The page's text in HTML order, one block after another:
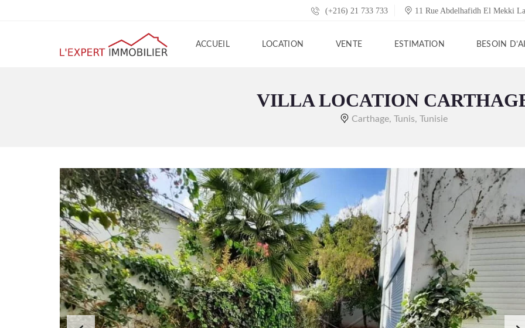
(+216) 21 733 733 11 Rue Abdelhafidh El Mekki
ACCUEIL LOCATION VENTE ESTIMATION BESOIN
VILLA LOCATION
Carthage, Tunis, Tunisie